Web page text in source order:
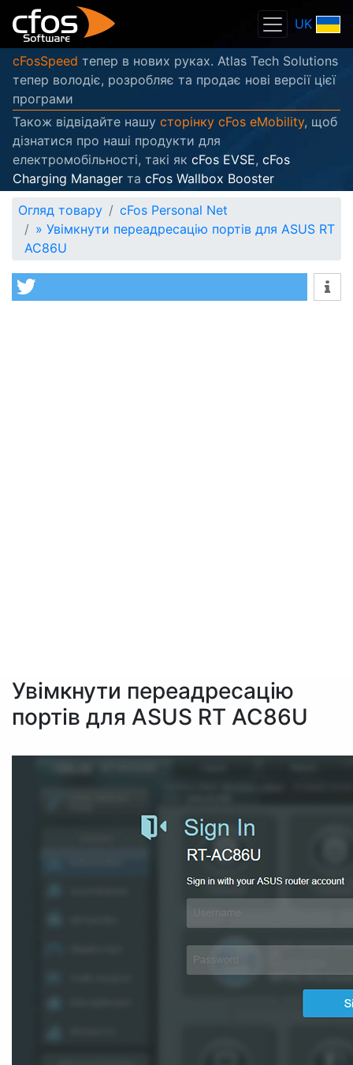
UK
cFosSpeed тепер в нових руках. Atlas Tech Solutions
тепер володіє, розробляє та продає нові версії цієї
програми
Також відвідайте нашу сторінку cFos eMobility, щоб
дізнатися про наші продукти для
електромобільності, такі як cFos EVSE, cFos
Charging Manager та cFos Wallbox Booster
Огляд товару
cFos Personal Net
» Увімкнути переадресацію портів для ASUS RT
AC86U
Увімкнути переадресацію
портів для ASUS RT AC86U